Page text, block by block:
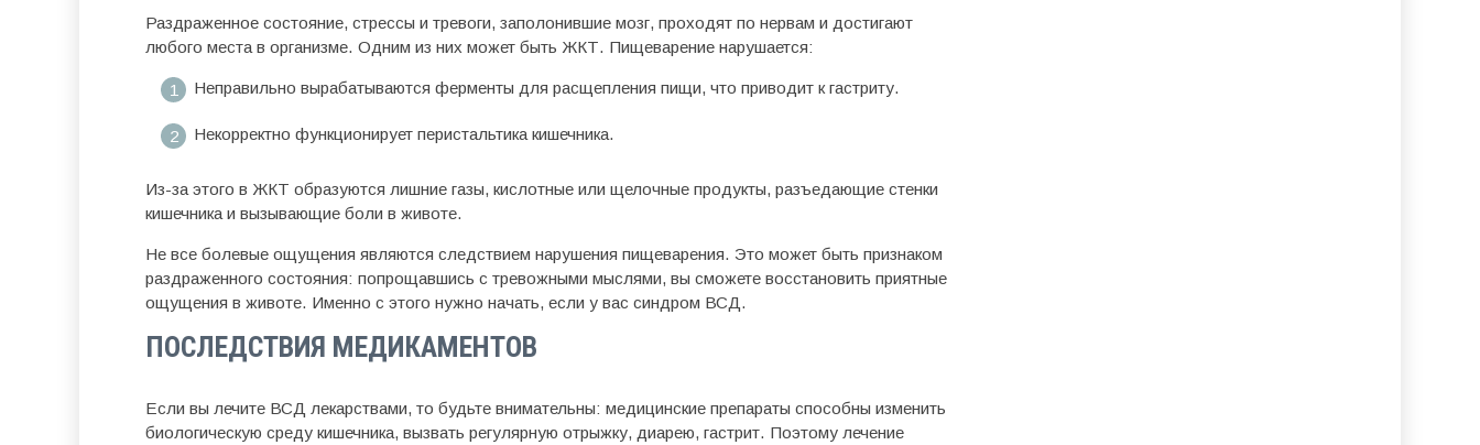
Раздраженное состояние, стрессы и тревоги, заполонившие мозг, проходят по нервам и достигают
любого места в организме. Одним из них может быть ЖКТ. Пищеварение нарушается:
Неправильно вырабатываются ферменты для расщепления пищи, что приводит к гастриту.
Некорректно функционирует перистальтика кишечника.
Из-за этого в ЖКТ образуются лишние газы, кислотные или щелочные продукты, разъедающие стенки
кишечника и вызывающие боли в животе.
Не все болевые ощущения являются следствием нарушения пищеварения. Это может быть признаком
раздраженного состояния: попрощавшись с тревожными мыслями, вы сможете восстановить приятные
ощущения в животе. Именно с этого нужно начать, если у вас синдром ВСД.
ПОСЛЕДСТВИЯ МЕДИКАМЕНТОВ
Если вы лечите ВСД лекарствами, то будьте внимательны: медицинские препараты способны изменить
биологическую среду кишечника, вызвать регулярную отрыжку, диарею, гастрит. Поэтому лечение